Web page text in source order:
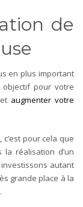
de
en plus important
pour votre
augmenter votre
pour cela que
réalisation d’un
autant
grande place à la